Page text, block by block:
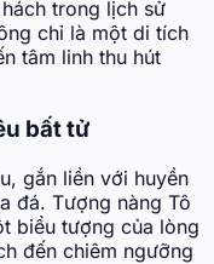
trong lịch sử
chỉ là một di tích
tâm linh thu hút
bất tử
gắn liền với huyền
đá. Tượng nàng Tô
biểu tượng của lòng
đến chiêm ngưỡng